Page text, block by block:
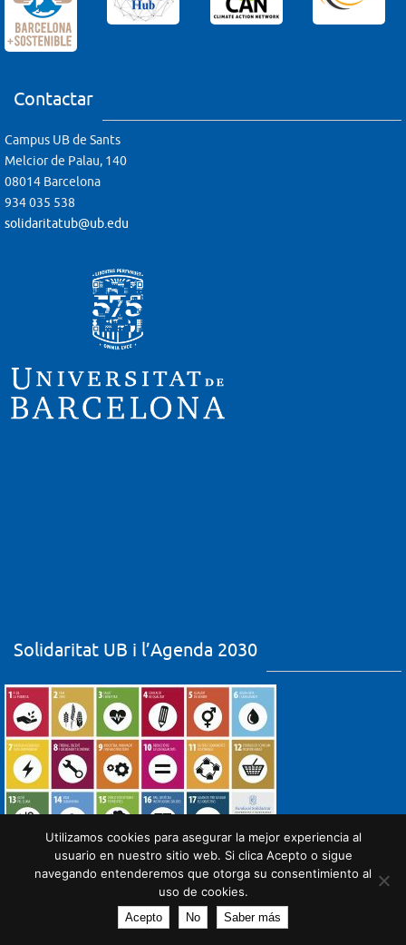
Contactar
Campus UB de Sants
Melcior de Palau, 140
08014 Barcelona
934 035 538
solidaritatub@ub.edu
Solidaritat UB i l’Agenda 2030
Powered by Nirvana&WordPress.
Utilizamos cookies para asegurar la mejor experiencia al
usuario en nuestro sitio web. Si clica Acepto o sigue
navegando entenderemos que otorga su consentimiento al
uso de cookies.
Acepto No Saber más